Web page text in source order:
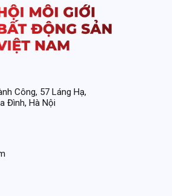
Công, 57 Láng Hạ,
Đình, Hà Nội